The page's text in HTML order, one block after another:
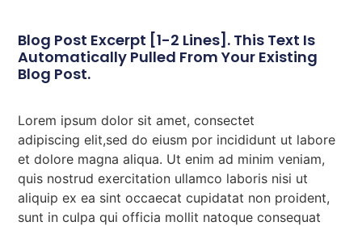
Blog Post Excerpt [1-2 Lines]. This Text Is
Automatically Pulled From Your Existing
Blog Post.
Lorem ipsum dolor sit amet, consectet
adipiscing elit,sed do eiusm por incididunt ut labore
et dolore magna aliqua. Ut enim ad minim veniam,
quis nostrud exercitation ullamco laboris nisi ut
aliquip ex ea sint occaecat cupidatat non proident,
sunt in culpa qui officia mollit natoque consequat